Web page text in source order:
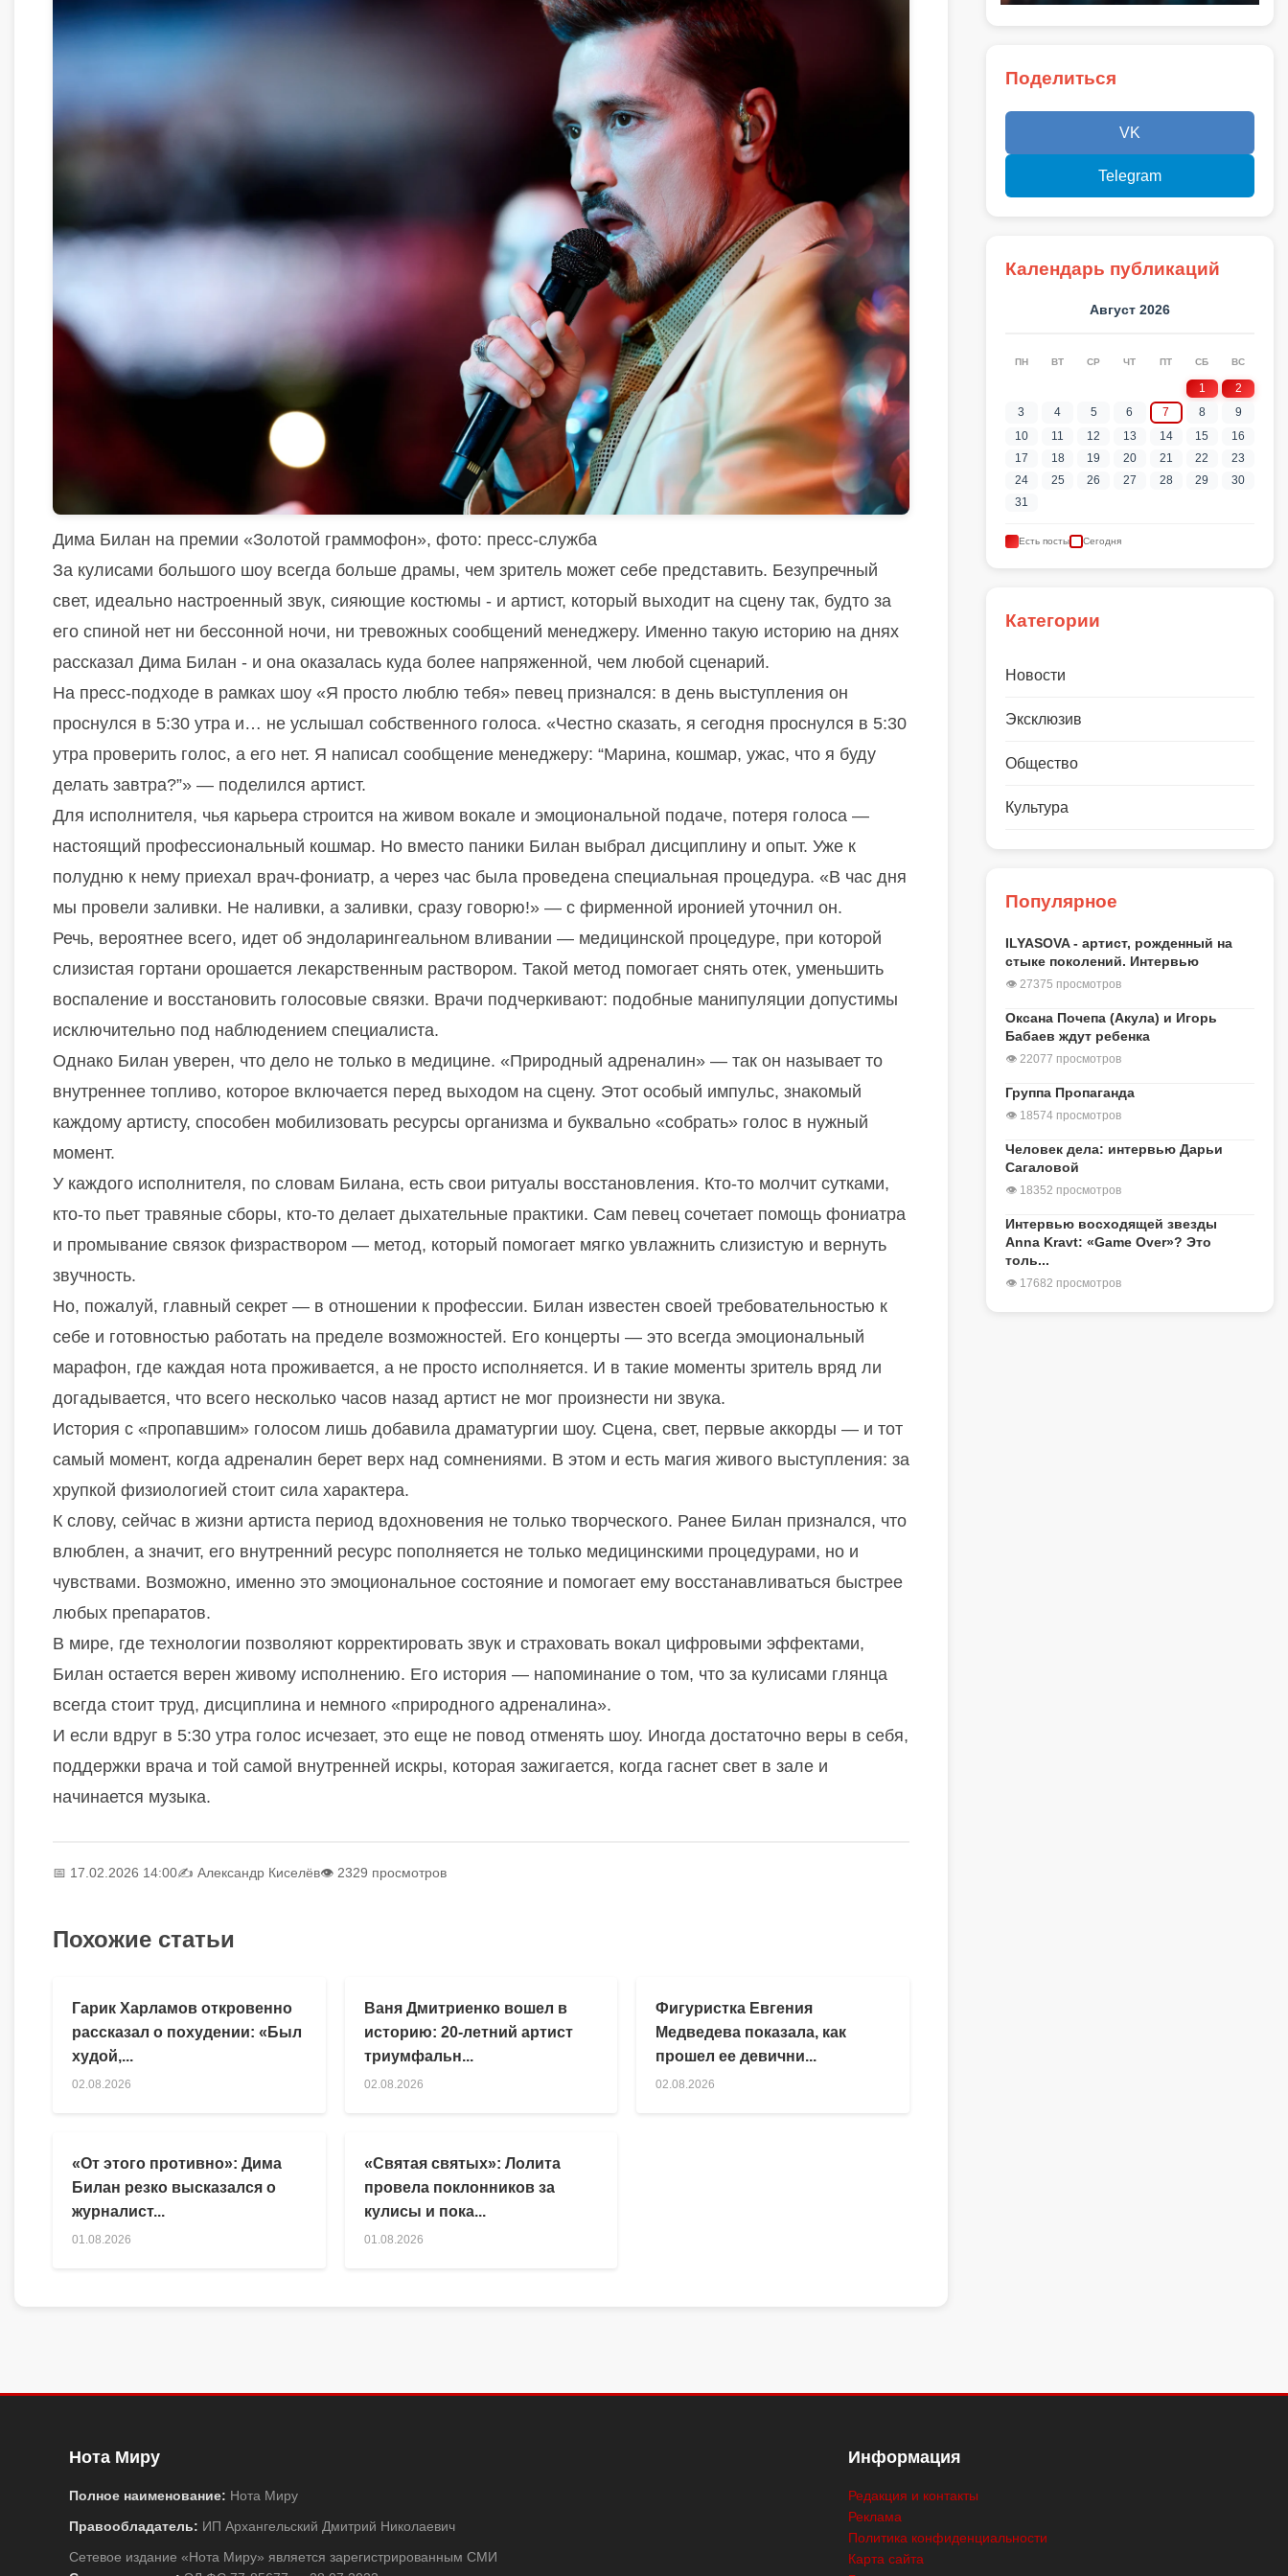
Дима Билан на премии «Золотой граммофон», фото: пресс-служба
За кулисами большого шоу всегда больше драмы, чем зритель может себе представить. Безупречный
свет, идеально настроенный звук, сияющие костюмы - и артист, который выходит на сцену так, будто за
его спиной нет ни бессонной ночи, ни тревожных сообщений менеджеру. Именно такую историю на днях
рассказал Дима Билан - и она оказалась куда более напряженной, чем любой сценарий.
На пресс-подходе в рамках шоу «Я просто люблю тебя» певец признался: в день выступления он
проснулся в 5:30 утра и… не услышал собственного голоса. «Честно сказать, я сегодня проснулся в 5:30
утра проверить голос, а его нет. Я написал сообщение менеджеру: “Марина, кошмар, ужас, что я буду
делать завтра?”» — поделился артист.
Для исполнителя, чья карьера строится на живом вокале и эмоциональной подаче, потеря голоса —
настоящий профессиональный кошмар. Но вместо паники Билан выбрал дисциплину и опыт. Уже к
полудню к нему приехал врач-фониатр, а через час была проведена специальная процедура. «В час дня
мы провели заливки. Не наливки, а заливки, сразу говорю!» — с фирменной иронией уточнил он.
Речь, вероятнее всего, идет об эндоларингеальном вливании — медицинской процедуре, при которой
слизистая гортани орошается лекарственным раствором. Такой метод помогает снять отек, уменьшить
воспаление и восстановить голосовые связки. Врачи подчеркивают: подобные манипуляции допустимы
исключительно под наблюдением специалиста.
Однако Билан уверен, что дело не только в медицине. «Природный адреналин» — так он называет то
внутреннее топливо, которое включается перед выходом на сцену. Этот особый импульс, знакомый
каждому артисту, способен мобилизовать ресурсы организма и буквально «собрать» голос в нужный
момент.
У каждого исполнителя, по словам Билана, есть свои ритуалы восстановления. Кто-то молчит сутками,
кто-то пьет травяные сборы, кто-то делает дыхательные практики. Сам певец сочетает помощь фониатра
и промывание связок физраствором — метод, который помогает мягко увлажнить слизистую и вернуть
звучность.
Но, пожалуй, главный секрет — в отношении к профессии. Билан известен своей требовательностью к
себе и готовностью работать на пределе возможностей. Его концерты — это всегда эмоциональный
марафон, где каждая нота проживается, а не просто исполняется. И в такие моменты зритель вряд ли
догадывается, что всего несколько часов назад артист не мог произнести ни звука.
История с «пропавшим» голосом лишь добавила драматургии шоу. Сцена, свет, первые аккорды — и тот
самый момент, когда адреналин берет верх над сомнениями. В этом и есть магия живого выступления: за
хрупкой физиологией стоит сила характера.
К слову, сейчас в жизни артиста период вдохновения не только творческого. Ранее Билан признался, что
влюблен, а значит, его внутренний ресурс пополняется не только медицинскими процедурами, но и
чувствами. Возможно, именно это эмоциональное состояние и помогает ему восстанавливаться быстрее
любых препаратов.
В мире, где технологии позволяют корректировать звук и страховать вокал цифровыми эффектами,
Билан остается верен живому исполнению. Его история — напоминание о том, что за кулисами глянца
всегда стоит труд, дисциплина и немного «природного адреналина».
И если вдруг в 5:30 утра голос исчезает, это еще не повод отменять шоу. Иногда достаточно веры в себя,
поддержки врача и той самой внутренней искры, которая зажигается, когда гаснет свет в зале и
начинается музыка.
📅 17.02.2026 14:00✍️ Александр Киселёв👁 2329 просмотров
Похожие статьи
Гарик Харламов откровенно
рассказал о похудении: «Был
худой,...
02.08.2026
Ваня Дмитриенко вошел в
историю: 20-летний артист
триумфальн...
02.08.2026
Фигуристка Евгения
Медведева показала, как
прошел ее девични...
02.08.2026
«От этого противно»: Дима
Билан резко высказался о
журналист...
01.08.2026
«Святая святых»: Лолита
провела поклонников за
кулисы и пока...
01.08.2026
Поделиться
VK
Telegram
Календарь публикаций
Август 2026
ПН ВТ СР ЧТ ПТ СБ ВС
1
2
3
4 5 6 7 8
9
10
11 12 13 14 15
16
17
18 19 20 21 22
23
24
25 26 27 28 29
30
31
Есть посты Сегодня
Категории
Новости
Эксклюзив
Общество
Культура
Популярное
ILYASOVA - артист, рожденный на
стыке поколений. Интервью
👁 27375 просмотров
Оксана Почепа (Акула) и Игорь
Бабаев ждут ребенка
👁 22077 просмотров
Группа Пропаганда
👁 18574 просмотров
Человек дела: интервью Дарьи
Сагаловой
👁 18352 просмотров
Интервью восходящей звезды
Anna Kravt: «Game Over»? Это
толь...
👁 17682 просмотров
Нота Миру
Полное наименование: Нота Миру
Правообладатель: ИП Архангельский Дмитрий Николаевич
Сетевое издание «Нота Миру» является зарегистрированным СМИ
Информация
Редакция и контакты
Реклама
Политика конфиденциальности
Карта сайта